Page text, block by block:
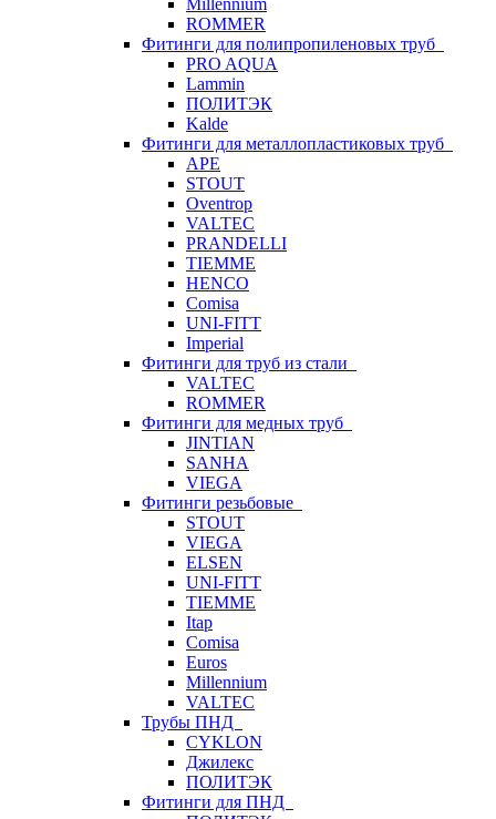
Millennium
ROMMER
Фитинги для полипропиленовых труб
PRO AQUA
Lammin
ПОЛИТЭК
Kalde
Фитинги для металлопластиковых труб
APE
STOUT
Oventrop
VALTEC
PRANDELLI
TIEMME
HENCO
Comisa
UNI-FITT
Imperial
Фитинги для труб из стали
VALTEC
ROMMER
Фитинги для медных труб
JINTIAN
SANHA
VIEGA
Фитинги резьбовые
STOUT
VIEGA
ELSEN
UNI-FITT
TIEMME
Itap
Comisa
Euros
Millennium
VALTEC
Трубы ПНД
CYKLON
Джилекс
ПОЛИТЭК
Фитинги для ПНД